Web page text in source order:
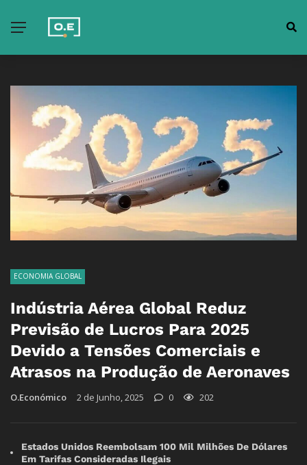
ECONOMIA GLOBAL
Indústria Aérea Global Reduz
Previsão de Lucros Para 2025
Devido a Tensões Comerciais e
Atrasos na Produção de Aeronaves
O.Económico 2 de Junho, 2025 0 202
Estados Unidos Reembolsam 100 Mil Milhões De Dólares
Em Tarifas Consideradas Ilegais